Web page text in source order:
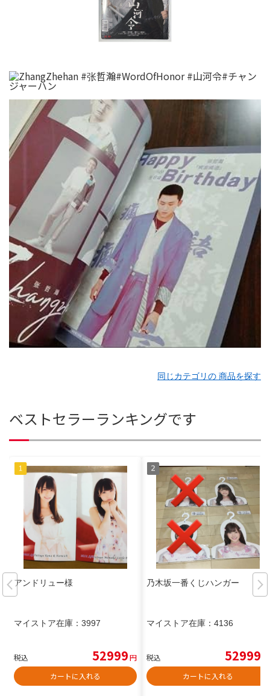
同じカテゴリの 商品を探す
ベストセラーランキングです
アンドリュー様
マイストア在庫： 3997
税込 52999円
カートに入れる
乃木坂一番くじハンガー
マイストア在庫： 4136
税込 52999
カートに入れる